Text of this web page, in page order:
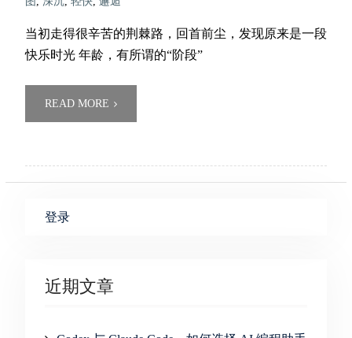
当初走得很辛苦的荆棘路，回首前尘，发现原来是一段
快乐时光 年龄，有所谓的“阶段”
READ MORE
登录
近期文章